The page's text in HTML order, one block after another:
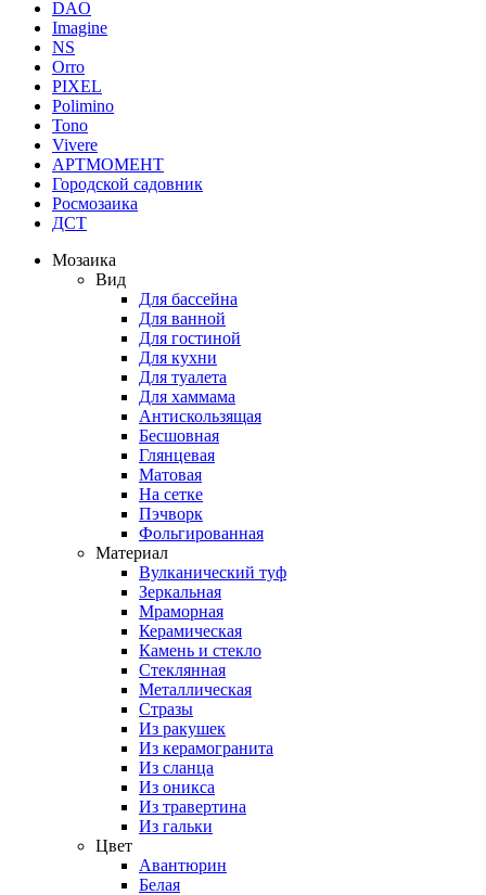
DAO
Imagine
NS
Orro
PIXEL
Polimino
Tono
Vivere
АРТМОМЕНТ
Городской садовник
Росмозаика
ДСТ
Мозаика
Вид
Для бассейна
Для ванной
Для гостиной
Для кухни
Для туалета
Для хаммама
Антискользящая
Бесшовная
Глянцевая
Матовая
На сетке
Пэчворк
Фольгированная
Материал
Вулканический туф
Зеркальная
Мраморная
Керамическая
Камень и стекло
Стеклянная
Металлическая
Стразы
Из ракушек
Из керамогранита
Из сланца
Из оникса
Из травертина
Из гальки
Цвет
Авантюрин
Белая